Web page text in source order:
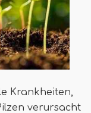
Krankheiten,
verursacht